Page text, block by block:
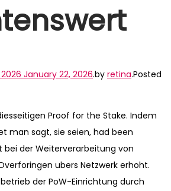
January 22, 2026.by retina.Posted
Proof for the Stake. Indem
man sagt, sie seien, had been
bei der Weiterverarbeitung von
ubers Netzwerk erhoht.
der PoW-Einrichtung durch